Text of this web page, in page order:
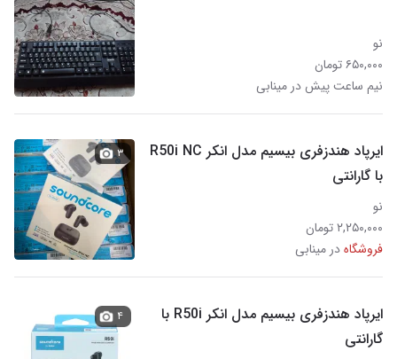
نو
۶۵۰,۰۰۰ تومان
نیم ساعت پیش در مینابی
ایرپاد هندزفری بیسیم مدل انکر R50i NC
با گارانتی
نو
۲,۲۵۰,۰۰۰ تومان
فروشگاهدر مینابی
۳
ایرپاد هندزفری بیسیم مدل انکر R50i با
گارانتی
۴